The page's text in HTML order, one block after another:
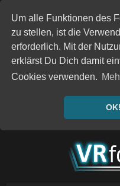
Um alle Funktionen des
zu stellen, ist die
erforderlich. Mit der
erklärst Du Dich damit
Cookies verwenden.
OK!